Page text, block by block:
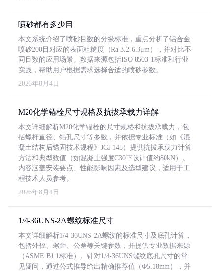
喷砂都有多少目
本文系统介绍了喷砂目数的分级标准，重点分析了铝合金
喷砂200目对应的表面粗糙度（Ra 3.2-6.3μm），并对比不
同目数的应用场景。数据来源包括ISO 8503-1标准和行业
实践，帮助用户根据需求选择合适的喷砂参数。
2026年8月4日
M20化学锚栓尺寸规格及抗拔承载力详解
本文详细解析M20化学锚栓的尺寸规格和抗拔承载力，包
括螺杆直径、钻孔尺寸等参数，并依据专业标准（如《混
凝土结构后锚固技术规程》JGJ 145）提供抗拔承载力计算
方法和典型数值（如混凝土强度C30下设计值约80kN）。
内容涵盖安装要点、性能影响因素及选型建议，适用于工
程技术人员参考。
2026年8月4日
1/4-36UNS-2A螺纹标准尺寸
本文详细解析1/4-36UNS-2A螺纹的标准尺寸及底孔计算，
包括外径、螺距、公差等关键参数，并提供专业数据来源
（ASME B1.1标准）。针对1/4-36UNS螺纹底孔尺寸的常
见疑问，通过公式推导给出精确推荐值（Φ5.18mm），并